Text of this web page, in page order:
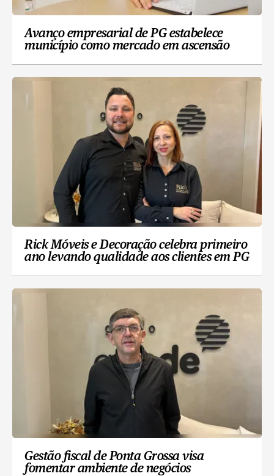
Avanço empresarial de PG estabelece
município como mercado em ascensão
Rick Móveis e Decoração celebra primeiro
ano levando qualidade aos clientes em PG
Gestão fiscal de Ponta Grossa visa
fomentar ambiente de negócios